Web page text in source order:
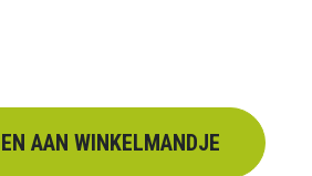
AAN WINKELMANDJE